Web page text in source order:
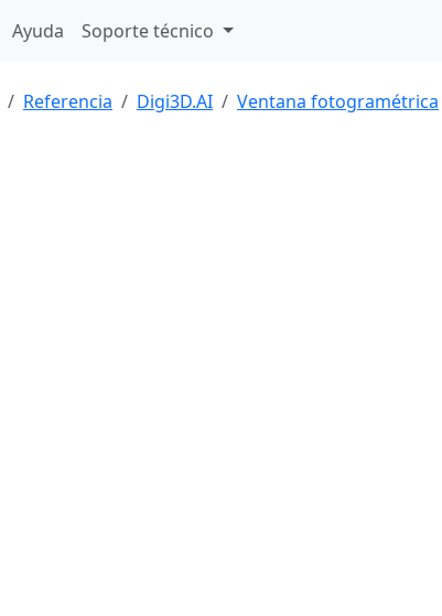
Ayuda Soporte técnico
Referencia Digi3D.AI Ventana fotogramétrica